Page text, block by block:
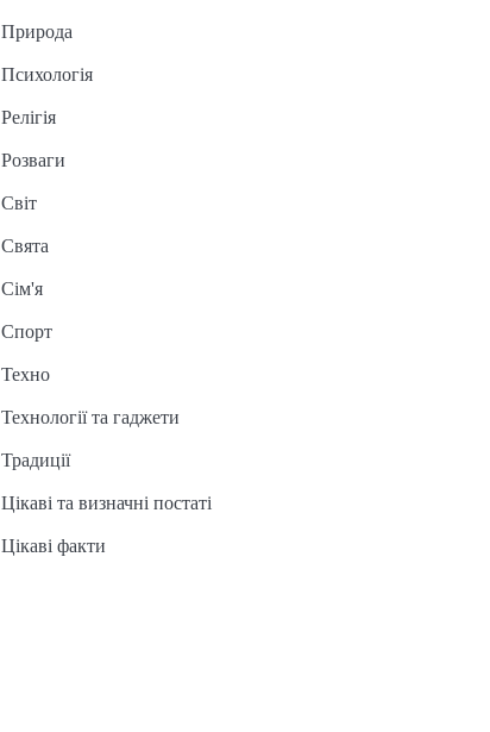
Природа
Психологія
Релігія
Розваги
Світ
Свята
Сім'я
Спорт
Техно
Технології та гаджети
Традиції
Цікаві та визначні постаті
Цікаві факти